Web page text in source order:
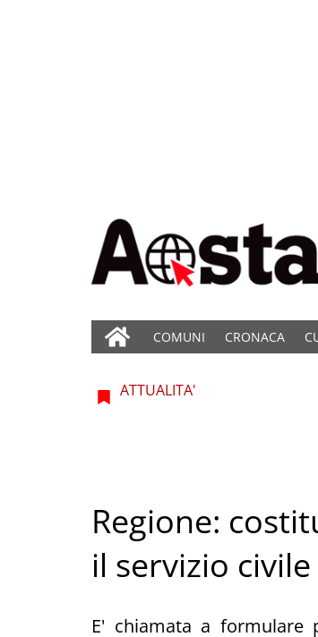
COMUNI CRONACA
ATTUALITA'
Regione:
il servizio civile
E' chiamata a formulare